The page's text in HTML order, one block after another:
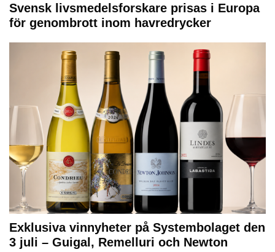
Svensk livsmedelsforskare prisas i Europa
för genombrott inom havredrycker
Exklusiva vinnyheter på Systembolaget den
3 juli – Guigal, Remelluri och Newton